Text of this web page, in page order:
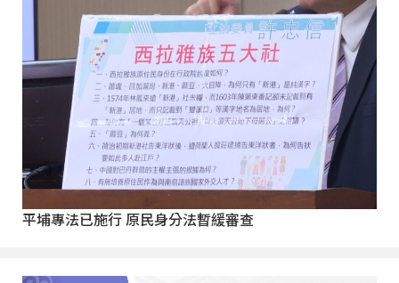
平埔專法已施行 原民身分法暫緩審查